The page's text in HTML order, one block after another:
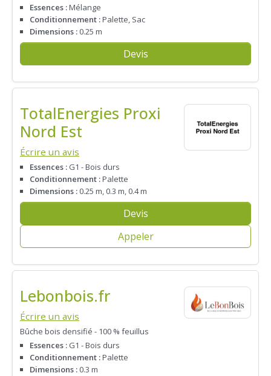
Essences :Mélange
Conditionnement :Palette, Sac
Dimensions : 0.25 m
Devis
TotalEnergies Proxi
Nord Est
Écrire un avis
Essences : G1 - Bois durs
Conditionnement :Palette
Dimensions : 0.25 m, 0.3 m, 0.4 m
Devis
Appeler
Lebonbois.fr
Écrire un avis
Bûche bois densifié - 100 % feuillus
Essences : G1 - Bois durs
Conditionnement :Palette
Dimensions : 0.3 m